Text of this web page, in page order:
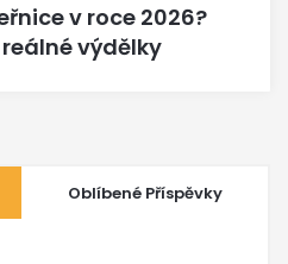
v roce 2026?
výdělky
Oblíbené Příspěvky